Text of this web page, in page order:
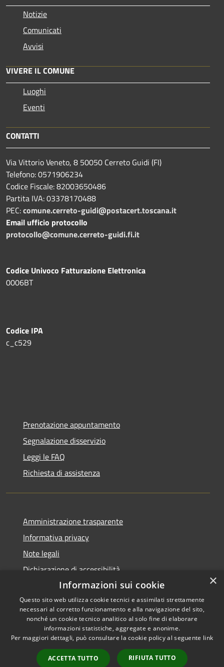
Notizie
Comunicati
Avvisi
VIVERE IL COMUNE
Luoghi
Eventi
CONTATTI
Via Vittorio Veneto, 8 50050 Cerreto Guidi (FI)
Telefono: 0571906234
Codice Fiscale: 82003650486
Partita IVA: 03378170488
PEC:comune.cerreto-guidi@postacert.toscana.it
Email ufficio protocollo
protocollo@comune.cerreto-guidi.fi.it
Codice Univoco Fatturazione Elettronica
0006BT
Codice IPA
c_c529
Prenotazione appuntamento
Segnalazione disservizio
Leggi le FAQ
Richiesta di assistenza
Amministrazione trasparente
Informativa privacy
Note legali
Dichiarazione di accessibilità
Accessibilità
Privacy
Copyright © 2026 • Comune di
Cerreto Guidi • Powered by
Municipium
Accesso
redazione
×
Informazioni sui cookie
Questo sito web utilizza cookie tecnici e assimilati strettamente
necessari al corretto funzionamento e alla navigazione del sito,
nonché un cookie tecnico analitico al solo fine di elaborare
informazioni statistiche, aggregate e anonime.
Per maggiori dettagli, può consultare la cookie policy al seguente link
ACCETTA TUTTO RIFIUTA TUTTO